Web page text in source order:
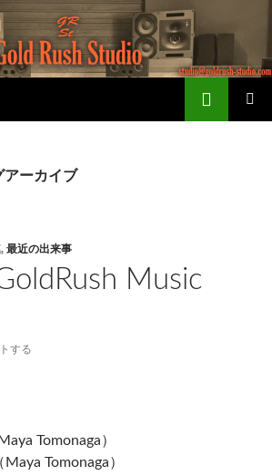
アーカイブ
, 最近の出来事
Music
する
Tomonaga）
Tomonaga）